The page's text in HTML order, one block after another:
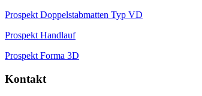
Prospekt Doppelstabmatten Typ VD
Prospekt Handlauf
Prospekt Forma 3D
Kontakt